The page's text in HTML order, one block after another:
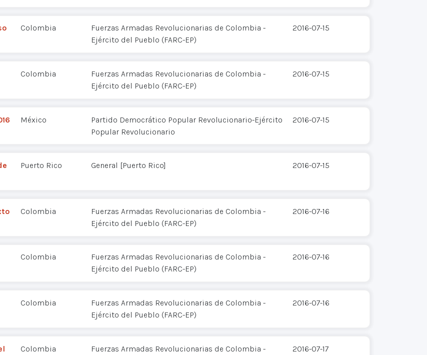
Colombia
Fuerzas Armadas Revolucionarias de Colombia -
Ejército del Pueblo (FARC-EP)
2016-07-15
Colombia
Fuerzas Armadas Revolucionarias de Colombia -
Ejército del Pueblo (FARC-EP)
2016-07-15
México
Partido Democrático Popular Revolucionario-Ejército
Popular Revolucionario
2016-07-15
Puerto Rico General [Puerto Rico] 2016-07-15
Colombia
Fuerzas Armadas Revolucionarias de Colombia -
Ejército del Pueblo (FARC-EP)
2016-07-16
Colombia
Fuerzas Armadas Revolucionarias de Colombia -
Ejército del Pueblo (FARC-EP)
2016-07-16
Colombia
Fuerzas Armadas Revolucionarias de Colombia -
Ejército del Pueblo (FARC-EP)
2016-07-16
Colombia
Fuerzas Armadas Revolucionarias de Colombia -
2016-07-17